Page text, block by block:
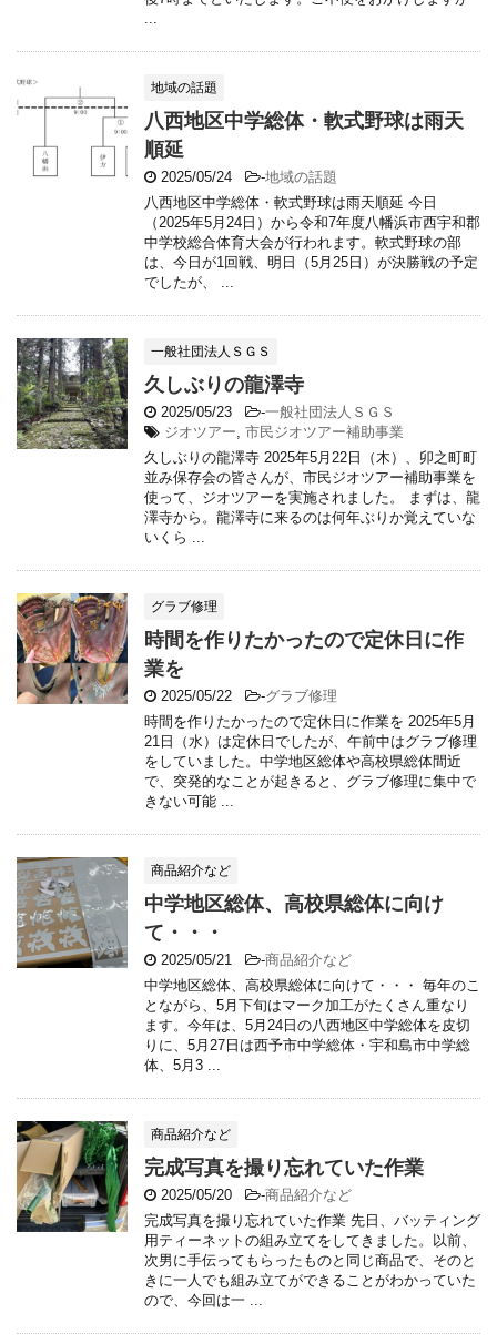
...
地域の話題
八西地区中学総体・軟式野球は雨天
順延
2025/05/24 -地域の話題
八西地区中学総体・軟式野球は雨天順延 今日
（2025年5月24日）から令和7年度八幡浜市西宇和郡
中学校総合体育大会が行われます。軟式野球の部
は、今日が1回戦、明日（5月25日）が決勝戦の予定
でしたが、 ...
一般社団法人ＳＧＳ
久しぶりの龍澤寺
2025/05/23 -一般社団法人ＳＧＳ
ジオツアー, 市民ジオツアー補助事業
久しぶりの龍澤寺 2025年5月22日（木）、卯之町町
並み保存会の皆さんが、市民ジオツアー補助事業を
使って、ジオツアーを実施されました。 まずは、龍
澤寺から。龍澤寺に来るのは何年ぶりか覚えていな
いくら ...
グラブ修理
時間を作りたかったので定休日に作
業を
2025/05/22 -グラブ修理
時間を作りたかったので定休日に作業を 2025年5月
21日（水）は定休日でしたが、午前中はグラブ修理
をしていました。中学地区総体や高校県総体間近
で、突発的なことが起きると、グラブ修理に集中で
きない可能 ...
商品紹介など
中学地区総体、高校県総体に向け
て・・・
2025/05/21 -商品紹介など
中学地区総体、高校県総体に向けて・・・ 毎年のこ
とながら、5月下旬はマーク加工がたくさん重なり
ます。今年は、5月24日の八西地区中学総体を皮切
りに、5月27日は西予市中学総体・宇和島市中学総
体、5月3 ...
商品紹介など
完成写真を撮り忘れていた作業
2025/05/20 -商品紹介など
完成写真を撮り忘れていた作業 先日、バッティング
用ティーネットの組み立てをしてきました。以前、
次男に手伝ってもらったものと同じ商品で、そのと
きに一人でも組み立てができることがわかっていた
ので、今回は一 ...